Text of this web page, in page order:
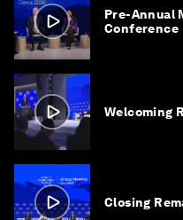
Pre-Annual
Conference
Welcoming
Closing